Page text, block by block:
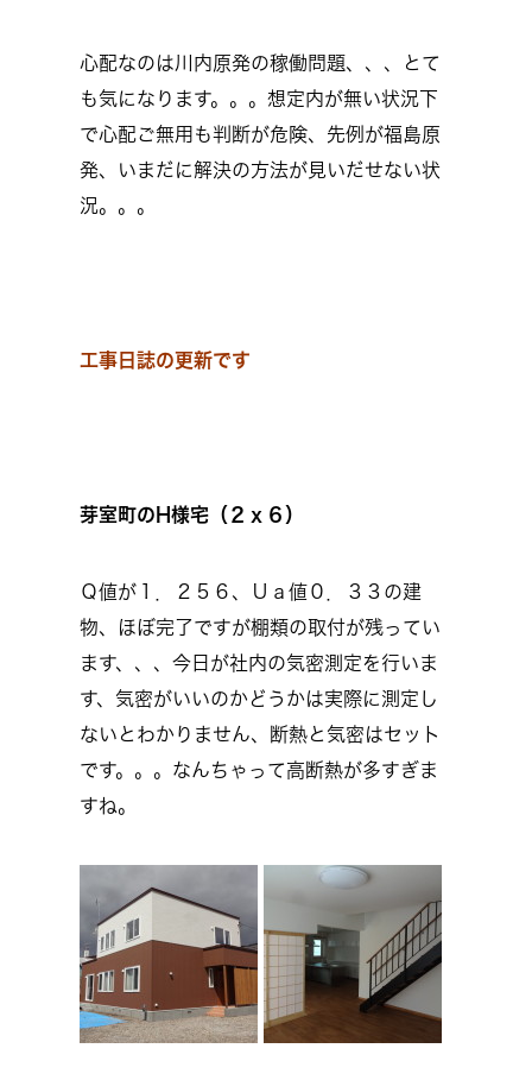
心配なのは川内原発の稼働問題、、、とて
も気になります。。。想定内が無い状況下
で心配ご無用も判断が危険、先例が福島原
発、いまだに解決の方法が見いだせない状
況。。。
工事日誌の更新です
芽室町のH様宅（２ｘ６）
Ｑ値が１．２５６、Ｕａ値０．３３の建
物、ほぼ完了ですが棚類の取付が残ってい
ます、、、今日が社内の気密測定を行いま
す、気密がいいのかどうかは実際に測定し
ないとわかりません、断熱と気密はセット
です。。。なんちゃって高断熱が多すぎま
すね。